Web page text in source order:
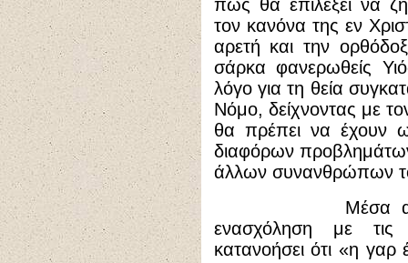
πως θα επιλέξει να
τον κανόνα της εν
αρετή και την
σάρκα φανερωθείς
λόγο για τη θεία
Νόμο, δείχνοντας με
θα πρέπει να έχουν
διαφόρων
άλλων συνανθρώπων
Μέσα από τη
ενασχόληση με
κατανοήσει ότι «η